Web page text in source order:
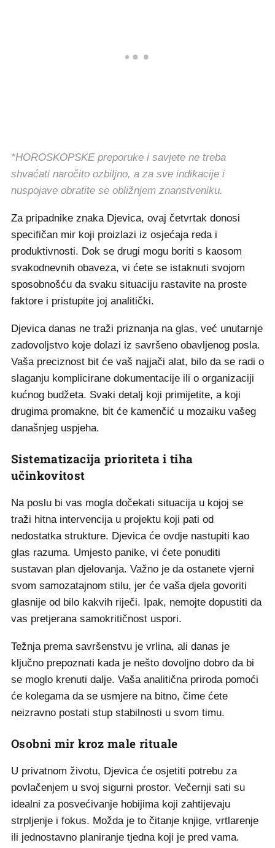
*HOROSKOPSKE preporuke i savjete ne treba
shvaćati naročito ozbiljno, a za sve indikacije i
nuspojave obratite se obližnjem znanstveniku.
Za pripadnike znaka Djevica, ovaj četvrtak donosi
specifičan mir koji proizlazi iz osjećaja reda i
produktivnosti. Dok se drugi mogu boriti s kaosom
svakodnevnih obaveza, vi ćete se istaknuti svojom
sposobnošću da svaku situaciju rastavite na proste
faktore i pristupite joj analitički.
Djevica danas ne traži priznanja na glas, već unutarnje
zadovoljstvo koje dolazi iz savršeno obavljenog posla.
Vaša preciznost bit će vaš najjači alat, bilo da se radi o
slaganju komplicirane dokumentacije ili o organizaciji
kućnog budžeta. Svaki detalj koji primijetite, a koji
drugima promakne, bit će kamenčić u mozaiku vašeg
današnjeg uspjeha.
Sistematizacija prioriteta i tiha
učinkovitost
Na poslu bi vas mogla dočekati situacija u kojoj se
traži hitna intervencija u projektu koji pati od
nedostatka strukture. Djevica će ovdje nastupiti kao
glas razuma. Umjesto panike, vi ćete ponuditi
sustavan plan djelovanja. Važno je da ostanete vjerni
svom samozatajnom stilu, jer će vaša djela govoriti
glasnije od bilo kakvih riječi. Ipak, nemojte dopustiti da
vas pretjerana samokritičnost uspori.
Težnja prema savršenstvu je vrlina, ali danas je
ključno prepoznati kada je nešto dovoljno dobro da bi
se moglo krenuti dalje. Vaša analitična priroda pomoći
će kolegama da se usmjere na bitno, čime ćete
neizravno postati stup stabilnosti u svom timu.
Osobni mir kroz male rituale
U privatnom životu, Djevica će osjetiti potrebu za
povlačenjem u svoj sigurni prostor. Večernji sati su
idealni za posvećivanje hobijima koji zahtijevaju
strpljenje i fokus. Možda je to čitanje knjige, vrtlarenje
ili jednostavno planiranje tjedna koji je pred vama.